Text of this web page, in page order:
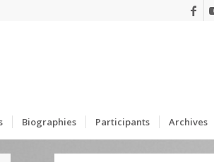
Biographies Participants Archives